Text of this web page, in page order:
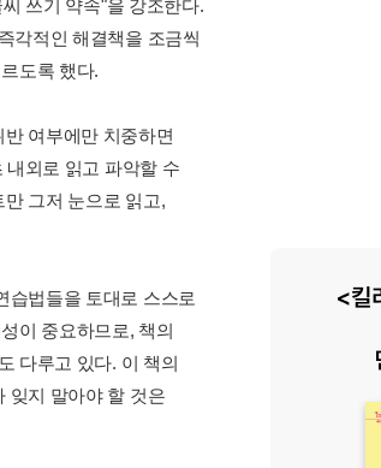
쓰기 약속"을 강조한다.
각적인 해결책을 조금씩
도록 했다.
여부에만 치중하면
내외로 읽고 파악할 수
그저 눈으로 읽고,
습법들을 토대로 스스로
이 중요하므로, 책의
다루고 있다. 이 책의
잊지 말아야 할 것은